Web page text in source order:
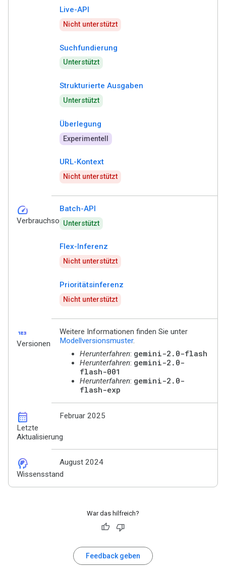
Live-API
Nicht unterstützt
Suchfundierung
Unterstützt
Strukturierte Ausgaben
Unterstützt
Überlegung
Experimentell
URL-Kontext
Nicht unterstützt
speed
Verbrauchsoptionen
Batch-API
Unterstützt
Flex-Inferenz
Nicht unterstützt
Prioritätsinferenz
Nicht unterstützt
123
Versionen
Weitere Informationen finden Sie unter
Modellversionsmuster.
Herunterfahren: gemini-2.0-flash
Herunterfahren: gemini-2.0-
flash-001
Herunterfahren: gemini-2.0-
flash-exp
calendar_month
Letzte
Aktualisierung
Februar 2025
cognition_2
Wissensstand
August 2024
War das hilfreich?
Feedback geben